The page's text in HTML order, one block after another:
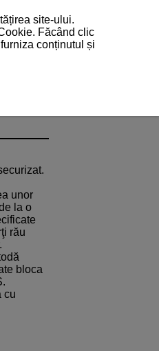
unor
la o
rău
bloca
cu
site-ului.
Făcând clic
conținutul și